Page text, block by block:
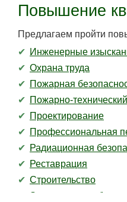
Повышение
Предлагаем пройти
Инженерные
Охрана труда
Пожарная
Пожарно-
Проектирование
Профессиональная
Радиационная
Реставрация
Строительство
Экологическая